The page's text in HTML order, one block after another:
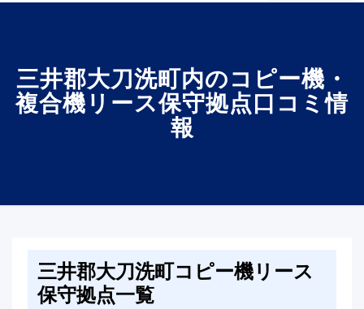
三井郡大刀洗町内のコピー機・
複合機リース保守拠点口コミ情
報
三井郡大刀洗町コピー機リース
保守拠点一覧